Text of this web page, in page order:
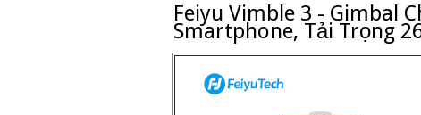
Feiyu Vimble 3 - Gimbal
Smartphone, Tải Trọng